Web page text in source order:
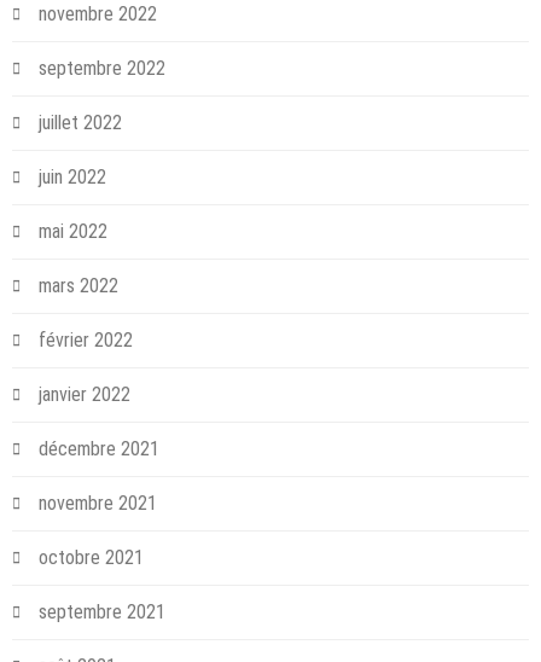
novembre 2022
septembre 2022
juillet 2022
juin 2022
mai 2022
mars 2022
février 2022
janvier 2022
décembre 2021
novembre 2021
octobre 2021
septembre 2021